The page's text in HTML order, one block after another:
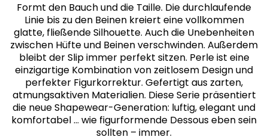
Formt den Bauch und die Taille. Die durchlaufende
Linie bis zu den Beinen kreiert eine vollkommen
glatte, fließende Silhouette. Auch die Unebenheiten
zwischen Hüfte und Beinen verschwinden. Außerdem
bleibt der Slip immer perfekt sitzen. Perle ist eine
einzigartige Kombination von zeitlosem Design und
perfekter Figurkorrektur. Gefertigt aus zarten,
atmungsaktiven Materialien. Diese Serie präsentiert
die neue Shapewear-Generation: luftig, elegant und
komfortabel … wie figurformende Dessous eben sein
sollten – immer.